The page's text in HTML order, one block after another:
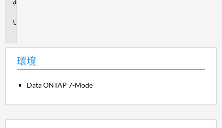
環境
Data ONTAP 7-Mode